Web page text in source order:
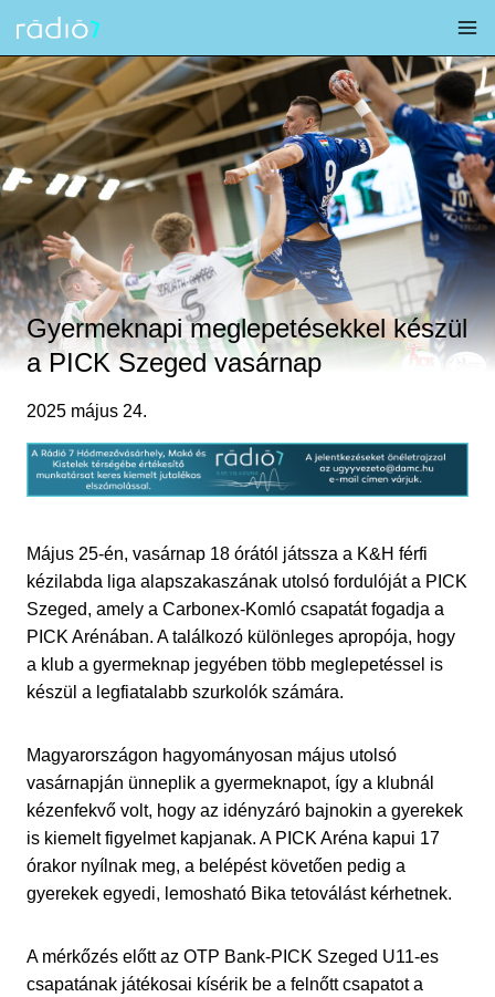
content
Gyermeknapi meglepetésekkel készül
a PICK Szeged vasárnap
2025 május 24.
Május 25-én, vasárnap 18 órától játssza a K&H férfi
kézilabda liga alapszakaszának utolsó fordulóját a PICK
Szeged, amely a Carbonex-Komló csapatát fogadja a
PICK Arénában. A találkozó különleges apropója, hogy
a klub a gyermeknap jegyében több meglepetéssel is
készül a legfiatalabb szurkolók számára.
Magyarországon hagyományosan május utolsó
vasárnapján ünneplik a gyermeknapot, így a klubnál
kézenfekvő volt, hogy az idényzáró bajnokin a gyerekek
is kiemelt figyelmet kapjanak. A PICK Aréna kapui 17
órakor nyílnak meg, a belépést követően pedig a
gyerekek egyedi, lemosható Bika tetoválást kérhetnek.
A mérkőzés előtt az OTP Bank-PICK Szeged U11-es
csapatának játékosai kísérik be a felnőtt csapatot a